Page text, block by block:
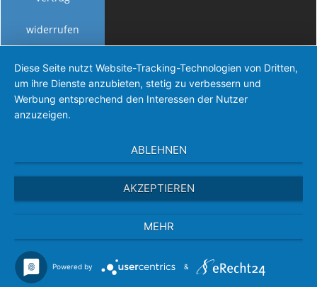
widerrufen
Diese Seite nutzt Website-Tracking-Technologien von Dritten,
um ihre Dienste anzubieten, stetig zu verbessern und
Werbung entsprechend den Interessen der Nutzer
anzuzeigen.
ABLEHNEN
AKZEPTIEREN
MEHR
Powered by &